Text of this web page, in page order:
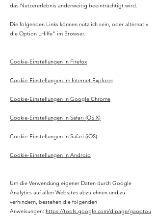
das Nutzererlebnis anderweitig beeinträchtigt wird.
Die folgenden Links können nützlich sein, oder alternativ
die Option „Hilfe“ im Browser.
Cookie-Einstellungen in Firefox
Cookie-Einstellungen im Internet Explorer
Cookie-Einstellungen in Google Chrome
Cookie-Einstellungen in Safari (OS X)
Cookie-Einstellungen in Safari (iOS)
Cookie-Einstellungen in Android
Um die Verwendung eigener Daten durch Google
Analytics auf allen Websites abzulehnen und zu
verhindern, bestehen die folgenden
Anweisungen: https://tools.google.com/dlpage/gaoptou